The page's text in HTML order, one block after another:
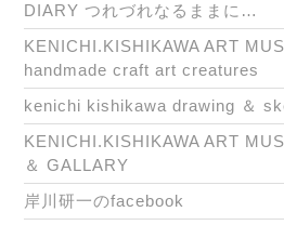
DIARY つれづれなるままに…
KENICHI.KISHIKAWA ART
handmade craft art creatures
kenichi kishikawa drawing ＆
KENICHI.KISHIKAWA ART
＆ GALLARY
岸川研一のfacebook